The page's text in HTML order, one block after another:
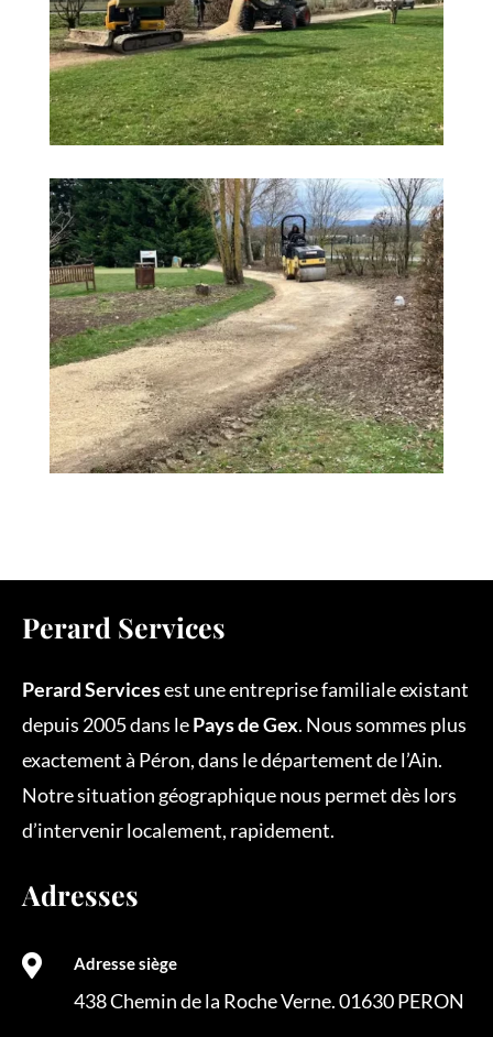
Perard Services
Perard Servicesest une entreprise familiale existant
depuis 2005 dans lePays de Gex. Nous sommes plus
exactementà Péron,dans le département de l’Ain.
Notre situation géographique nous permet dès lors
d’intervenir localement, rapidement.
Adresses
 Adresse siège
438 Chemin de la Roche Verne. 01630 PERON